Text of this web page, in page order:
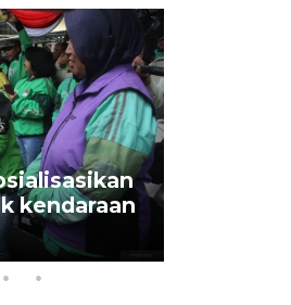
kendaraan